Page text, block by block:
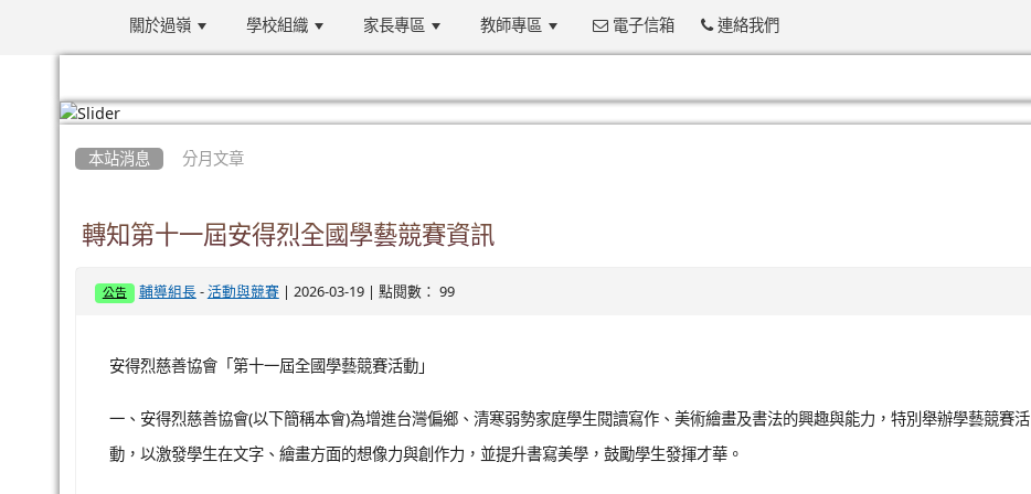
關於過嶺 學校組織 家長專區 教師專區 電子信箱 連絡我們
本站消息 分月文章
轉知第十一屆安得烈全國學藝競賽資訊
公告 輔導組長- 活動與競賽| 2026-03-19 | 點閱數： 99
安得烈慈善協會「第十一屆全國學藝競賽活動」
一、安得烈慈善協會(以下簡稱本會)為增進台灣偏鄉、清寒弱勢家庭學生閱讀寫作、美術繪畫及書法的興趣與能力，特別舉辦學藝競賽活
動，以激發學生在文字、繪畫方面的想像力與創作力，並提升書寫美學，鼓勵學生發揮才華。